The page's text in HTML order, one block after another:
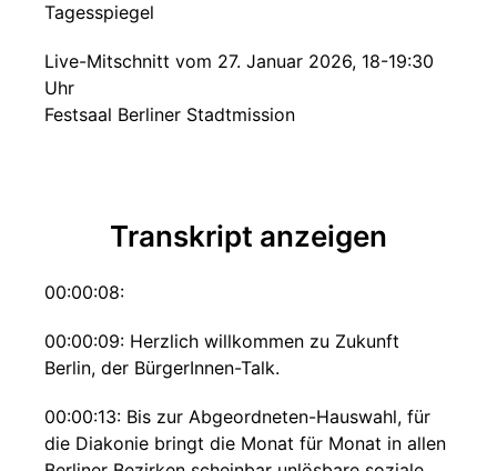
Tagesspiegel
Live-Mitschnitt vom 27. Januar 2026, 18-19:30
Uhr
Festsaal Berliner Stadtmission
Transkript anzeigen
00:00:08:
00:00:09: Herzlich willkommen zu Zukunft
Berlin, der BürgerInnen-Talk.
00:00:13: Bis zur Abgeordneten-Hauswahl, für
die Diakonie bringt die Monat für Monat in allen